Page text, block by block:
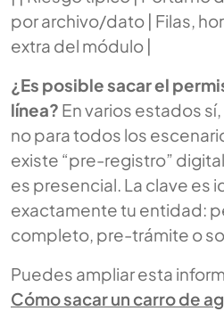
por archivo/dato | Filas,
extra del módulo |
¿Es posible sacar el
línea? En varios estados
no para todos los
existe “pre-registro”
es presencial. La clave es
exactamente tu entidad:
completo, pre-trámite o
Puedes ampliar esta
Cómo sacar un carro de